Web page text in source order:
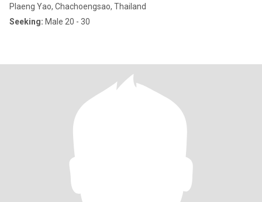
Plaeng Yao, Chachoengsao, Thailand
Seeking: Male 20 - 30